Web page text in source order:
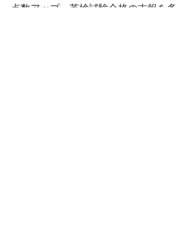
点数アップ・英検試験合格の吉報を多